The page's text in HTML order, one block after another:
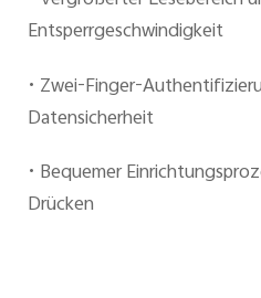
Österreich |
Entsperrgeschwindigkeit
• Zwei-Finger-
Datensicherheit
• Bequemer
Drücken